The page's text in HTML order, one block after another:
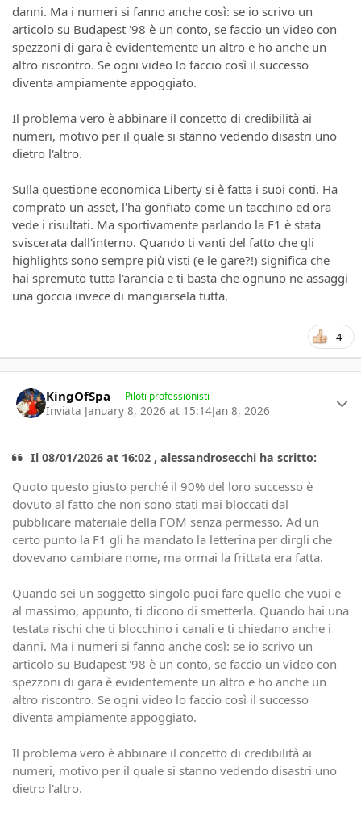
danni. Ma i numeri si fanno anche così: se io scrivo un
articolo su Budapest '98 è un conto, se faccio un video con
spezzoni di gara è evidentemente un altro e ho anche un
altro riscontro. Se ogni video lo faccio così il successo
diventa ampiamente appoggiato.
Il problema vero è abbinare il concetto di credibilità ai
numeri, motivo per il quale si stanno vedendo disastri uno
dietro l'altro.
Sulla questione economica Liberty si è fatta i suoi conti. Ha
comprato un asset, l'ha gonfiato come un tacchino ed ora
vede i risultati. Ma sportivamente parlando la F1 è stata
sviscerata dall'interno. Quando ti vanti del fatto che gli
highlights sono sempre più visti (e le gare?!) significa che
hai spremuto tutta l'arancia e ti basta che ognuno ne assaggi
una goccia invece di mangiarsela tutta.
4
KingOfSpa Piloti professionisti
Inviata January 8, 2026 at 15:14Jan 8, 2026
Il 08/01/2026 at 16:02 , alessandrosecchi ha scritto:
Quoto questo giusto perché il 90% del loro successo è
dovuto al fatto che non sono stati mai bloccati dal
pubblicare materiale della FOM senza permesso. Ad un
certo punto la F1 gli ha mandato la letterina per dirgli che
dovevano cambiare nome, ma ormai la frittata era fatta.
Quando sei un soggetto singolo puoi fare quello che vuoi e
al massimo, appunto, ti dicono di smetterla. Quando hai una
testata rischi che ti blocchino i canali e ti chiedano anche i
danni. Ma i numeri si fanno anche così: se io scrivo un
articolo su Budapest '98 è un conto, se faccio un video con
spezzoni di gara è evidentemente un altro e ho anche un
altro riscontro. Se ogni video lo faccio così il successo
diventa ampiamente appoggiato.
Il problema vero è abbinare il concetto di credibilità ai
numeri, motivo per il quale si stanno vedendo disastri uno
dietro l'altro.